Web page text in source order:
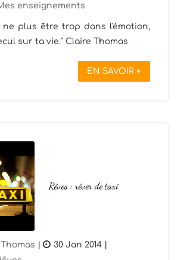
enseignements
ne plus être trop dans l'émotion,
sur ta vie." Claire Thomas
EN SAVOIR +
Rêves : rêver de taxi
| 30 Jan 2014 |